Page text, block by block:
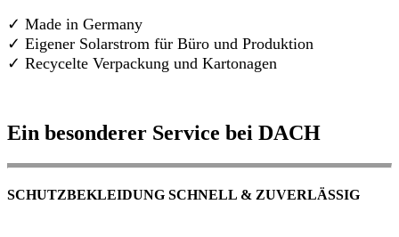
✓ Made in Germany
✓ Eigener Solarstrom für Büro und Produktion
✓ Recycelte Verpackung und Kartonagen
Ein besonderer Service bei DACH
SCHUTZBEKLEIDUNG SCHNELL & ZUVERLÄSSIG